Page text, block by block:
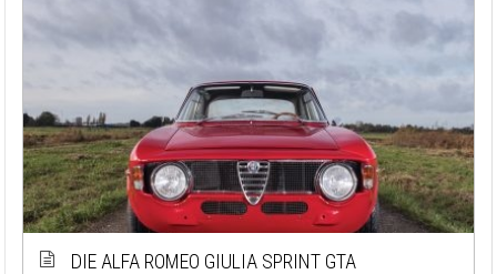
DIE ALFA ROMEO GIULIA SPRINT GTA